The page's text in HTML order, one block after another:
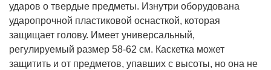
ударов о твердые предметы. Изнутри оборудована
ударопрочной пластиковой оснасткой, которая
защищает голову. Имеет универсальный,
регулируемый размер 58-62 см. Каскетка может
защитить и от предметов, упавших с высоты, но она не